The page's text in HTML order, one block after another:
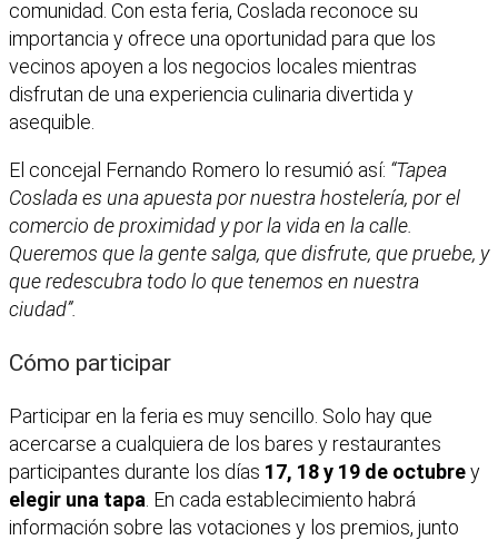
comunidad. Con esta feria, Coslada reconoce su
importancia y ofrece una oportunidad para que los
vecinos apoyen a los negocios locales mientras
disfrutan de una experiencia culinaria divertida y
asequible.
El concejal Fernando Romero lo resumió así: “Tapea
Coslada es una apuesta por nuestra hostelería, por el
comercio de proximidad y por la vida en la calle.
Queremos que la gente salga, que disfrute, que pruebe, y
que redescubra todo lo que tenemos en nuestra
ciudad”.
Cómo participar
Participar en la feria es muy sencillo. Solo hay que
acercarse a cualquiera de los bares y restaurantes
participantes durante los días 17, 18 y 19 de octubrey
elegir una tapa . En cada establecimiento habrá
información sobre las votaciones y los premios, junto